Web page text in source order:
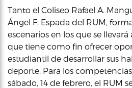
Tanto el Coliseo Rafael A.
Ángel F. Espada del RUM,
escenarios en los que se
que tiene como fin ofrecer
estudiantil de desarrollar sus
deporte. Para los competencias
sábado, 14 de febrero, el RUM